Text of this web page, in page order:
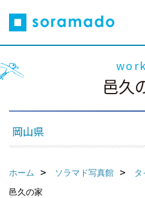
邑久
岡山県
ホーム ソラマド写真館 タ
邑久の家